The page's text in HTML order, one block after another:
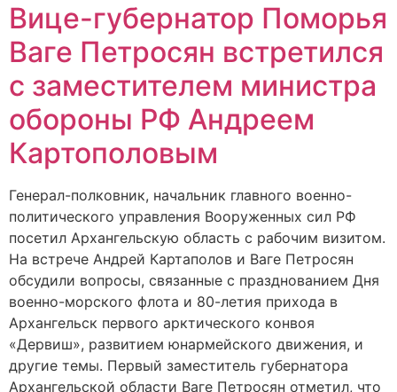
Вице-губернатор Поморья
Ваге Петросян встретился
с заместителем министра
обороны РФ Андреем
Картополовым
Генерал-полковник, начальник главного военно-
политического управления Вооруженных сил РФ
посетил Архангельскую область с рабочим визитом.
На встрече Андрей Картаполов и Ваге Петросян
обсудили вопросы, связанные с празднованием Дня
военно-морского флота и 80-летия прихода в
Архангельск первого арктического конвоя
«Дервиш», развитием юнармейского движения, и
другие темы. Первый заместитель губернатора
Архангельской области Ваге Петросян отметил, что